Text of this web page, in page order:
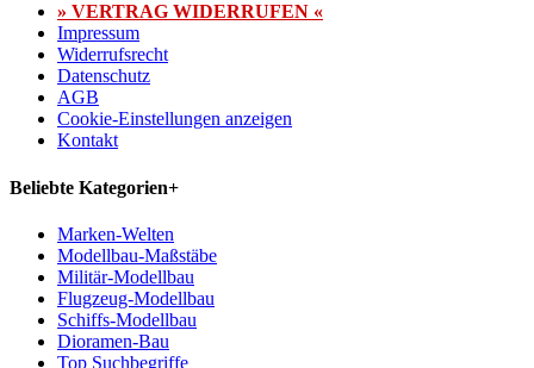
» VERTRAG WIDERRUFEN «
Impressum
Widerrufsrecht
Datenschutz
AGB
Cookie-Einstellungen anzeigen
Kontakt
Beliebte Kategorien+
Marken-Welten
Modellbau-Maßstäbe
Militär-Modellbau
Flugzeug-Modellbau
Schiffs-Modellbau
Dioramen-Bau
Top Suchbegriffe